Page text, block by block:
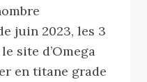
juin 2023, les 3
site d’Omega
en titane grade